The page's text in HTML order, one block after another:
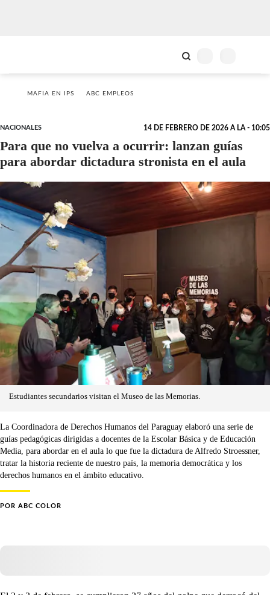
MAFIA EN IPS ABC EMPLEOS
NACIONALES 14 DE FEBRERO DE 2026 A LA - 10:05
Para que no vuelva a ocurrir: lanzan guías
para abordar dictadura stronista en el aula
Estudiantes secundarios visitan el Museo de las Memorias.
La Coordinadora de Derechos Humanos del Paraguay elaboró una serie de
guías pedagógicas dirigidas a docentes de la Escolar Básica y de Educación
Media, para abordar en el aula lo que fue la dictadura de Alfredo Stroessner,
tratar la historia reciente de nuestro país, la memoria democrática y los
derechos humanos en el ámbito educativo.
POR ABC COLOR